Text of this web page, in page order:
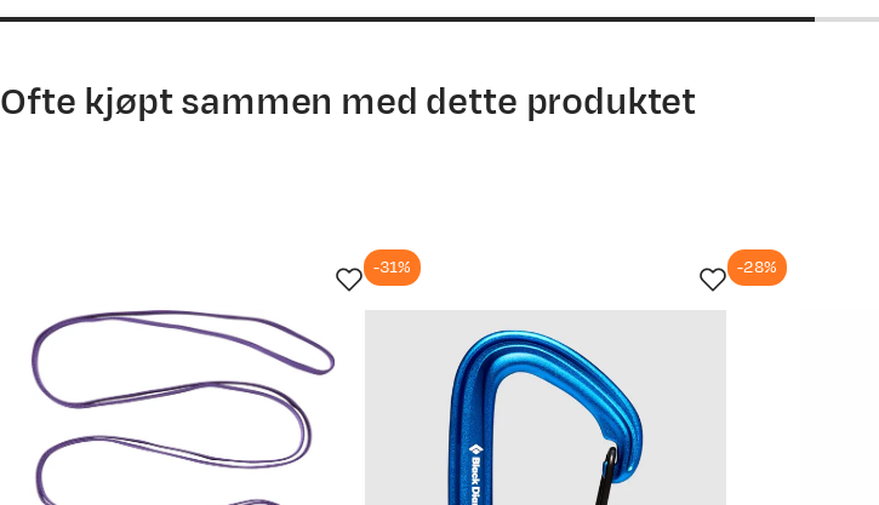
Ofte kjøpt sammen med dette produktet
-31% -28%